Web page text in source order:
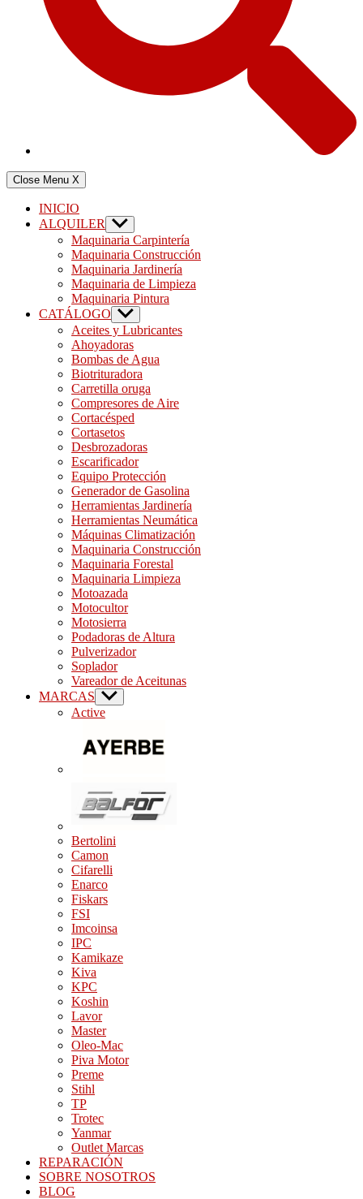
Close Menu X
INICIO
ALQUILER
Show
sub
menu
Maquinaria Carpintería
Maquinaria Construcción
Maquinaria Jardinería
Maquinaria de Limpieza
Maquinaria Pintura
CATÁLOGO Show
sub
menu
Aceites y Lubricantes
Ahoyadoras
Bombas de Agua
Biotrituradora
Carretilla oruga
Compresores de Aire
Cortacésped
Cortasetos
Desbrozadoras
Escarificador
Equipo Protección
Generador de Gasolina
Herramientas Jardinería
Herramientas Neumática
Máquinas Climatización
Maquinaria Construcción
Maquinaria Forestal
Maquinaria Limpieza
Motoazada
Motocultor
Motosierra
Podadoras de Altura
Pulverizador
Soplador
Vareador de Aceitunas
MARCAS Show
sub
menu
Active
Bertolini
Camon
Cifarelli
Enarco
Fiskars
FSI
Imcoinsa
IPC
Kamikaze
Kiva
KPC
Koshin
Lavor
Master
Oleo-Mac
Piva Motor
Preme
Stihl
TP
Trotec
Yanmar
Outlet Marcas
REPARACIÓN
SOBRE NOSOTROS
BLOG